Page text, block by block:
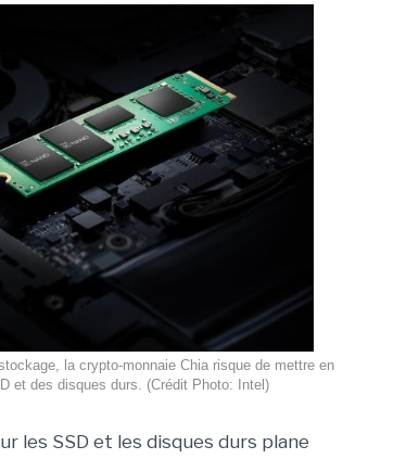
la crypto-monnaie Chia risque de mettre en
et des disques durs. (Crédit Photo: Intel)
les SSD et les disques durs plane